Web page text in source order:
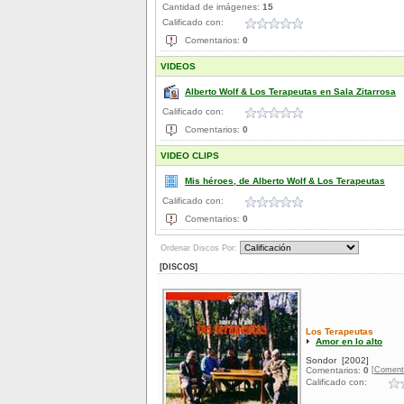
Cantidad de imágenes: 15
Calificado con:
Comentarios: 0
VIDEOS
Alberto Wolf & Los Terapeutas en Sala Zitarrosa
Calificado con:
Comentarios: 0
VIDEO CLIPS
Mis héroes, de Alberto Wolf & Los Terapeutas
Calificado con:
Comentarios: 0
Ordenar Discos Por:
[DISCOS]
Los Terapeutas
Amor en lo alto
Sondor [2002]
Comentarios: 0
Calificado con: